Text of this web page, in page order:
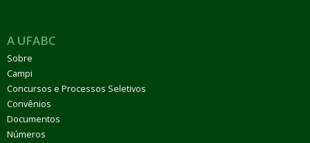
A UFABC
Sobre
Campi
Concursos e Processos Seletivos
Convênios
Documentos
Números